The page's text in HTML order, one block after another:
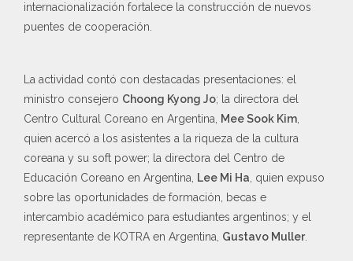
internacionalización fortalece la construcción de nuevos
puentes de cooperación.
La actividad contó con destacadas presentaciones: el
ministro consejero Choong Kyong Jo; la directora del
Centro Cultural Coreano en Argentina, Mee Sook Kim,
quien acercó a los asistentes a la riqueza de la cultura
coreana y su soft power; la directora del Centro de
Educación Coreano en Argentina, Lee Mi Ha, quien expuso
sobre las oportunidades de formación, becas e
intercambio académico para estudiantes argentinos; y el
representante de KOTRA en Argentina, Gustavo Muller.